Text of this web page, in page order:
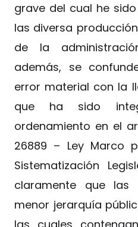
grave del cual he
las diversa
de la
además, se
error material con la
que ha sido
ordenamiento en el
26889 – Ley Marco
Sistematización
claramente que
menor jerarquía